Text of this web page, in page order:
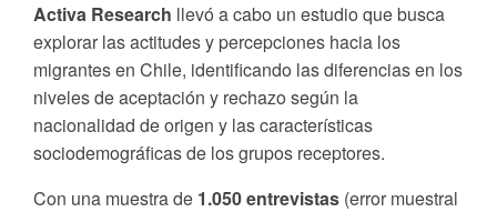
Activa Research llevó a cabo un estudio que busca
explorar las actitudes y percepciones hacia los
migrantes en Chile, identificando las diferencias en los
niveles de aceptación y rechazo según la
nacionalidad de origen y las características
sociodemográficas de los grupos receptores.
Con una muestra de 1.050 entrevistas (error muestral